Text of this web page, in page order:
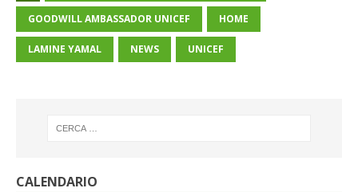
GOODWILL AMBASSADOR UNICEF HOME
LAMINE YAMAL NEWS UNICEF
CALENDARIO